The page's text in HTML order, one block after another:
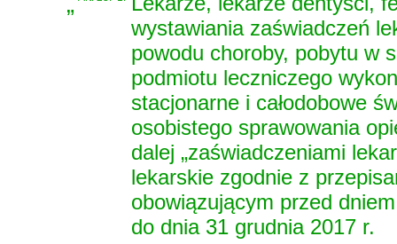
wystawiania zaświadczeń
powodu choroby, pobytu w
podmiotu leczniczego
stacjonarne i całodobowe
osobistego sprawowania
dalej „zaświadczeniami
lekarskie zgodnie z
obowiązującym przed
do dnia 31 grudnia 2017 r.